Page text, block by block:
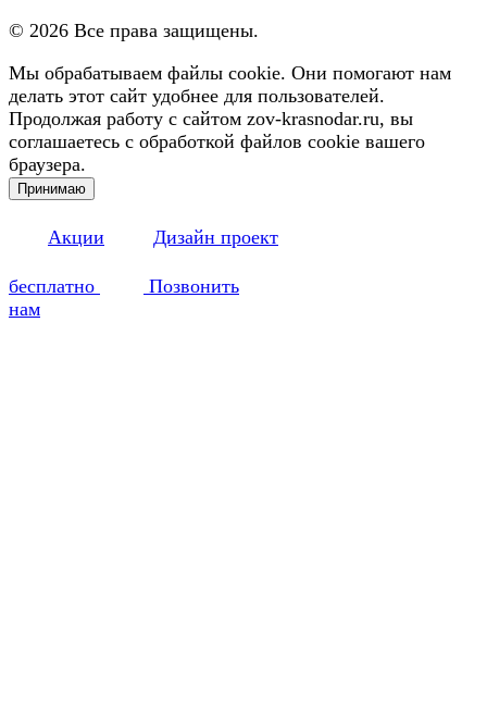
© 2026 Все права защищены.
Мы обрабатываем файлы cookie. Они помогают нам
делать этот сайт удобнее для пользователей.
Продолжая работу с сайтом zov-krasnodar.ru, вы
соглашаетесь с обработкой файлов cookie вашего
браузера.
Принимаю
Акции Дизайн проект
бесплатно
Позвонить
нам